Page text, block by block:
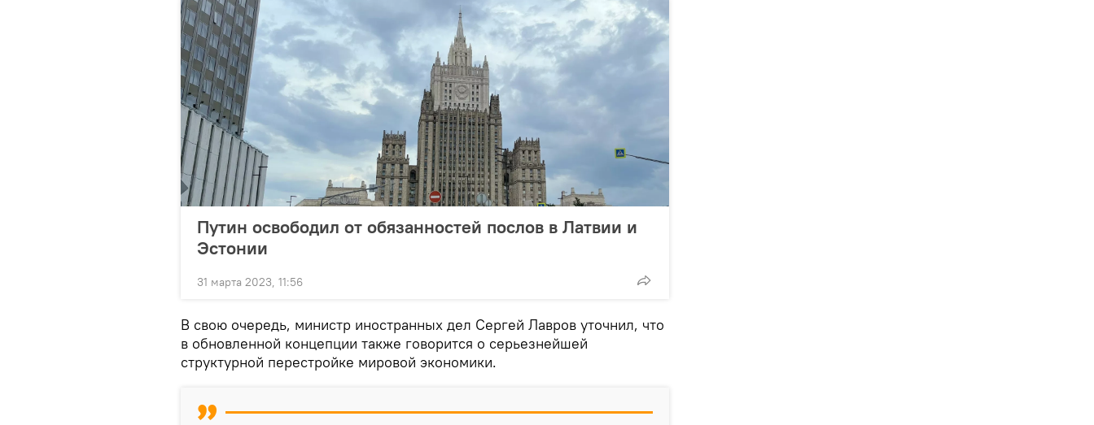
Путин освободил от обязанностей послов в Латвии и
Эстонии
31 марта 2023, 11:56
В свою очередь, министр иностранных дел Сергей Лавров уточнил, что
в обновленной концепции также говорится о серьезнейшей
структурной перестройке мировой экономики.